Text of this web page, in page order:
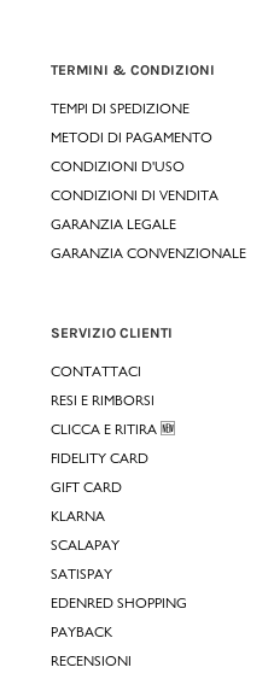
TERMINI & CONDIZIONI
TEMPI DI SPEDIZIONE
METODI DI PAGAMENTO
CONDIZIONI D'USO
CONDIZIONI DI VENDITA
GARANZIA LEGALE
GARANZIA CONVENZIONALE
SERVIZIO CLIENTI
CONTATTACI
RESI E RIMBORSI
CLICCA E RITIRA 🆕
FIDELITY CARD
GIFT CARD
KLARNA
SCALAPAY
SATISPAY
EDENRED SHOPPING
PAYBACK
RECENSIONI